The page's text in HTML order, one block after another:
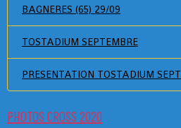
BAGNERES (65) 29/09
TOSTADIUM SEPTEMBRE
PRESENTATION TOSTADIUM
PHOTOS CROSS 2020